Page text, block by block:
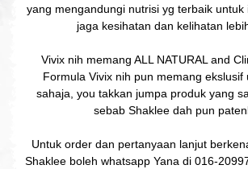
yang mengandungi nutrisi yg terbaik untuk
jaga kesihatan dan kelihatan
Vivix nih memang ALL NATURAL and
Formula Vivix nih pun memang ekslusif
sahaja, you takkan jumpa produk yang
sebab Shaklee dah pun
Untuk order dan pertanyaan lanjut
Shaklee boleh whatsapp Yana di 016-